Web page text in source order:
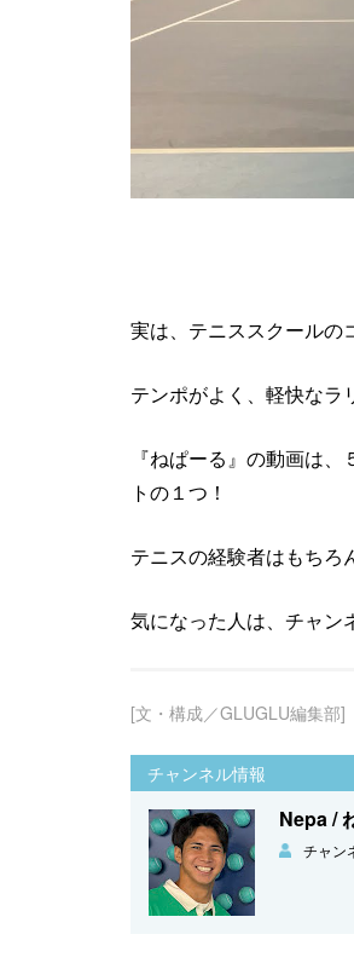
実は、テニススクールの
テンポがよく、軽快なラ
『ねぱーる』の動画は
トの１つ！
テニスの経験者はもちろ
気になった人は、チャン
[文・構成／GLUGLU編集部]
チャンネル情報
Nepa /
チャン